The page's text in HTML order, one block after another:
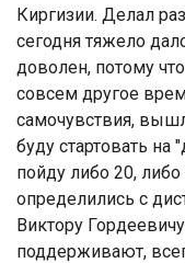
Киргизии. Делал
сегодня тяжело
доволен, потому
совсем другое
самочувствия,
буду стартовать на
пойду либо 20,
определились с
Виктору
поддерживают,